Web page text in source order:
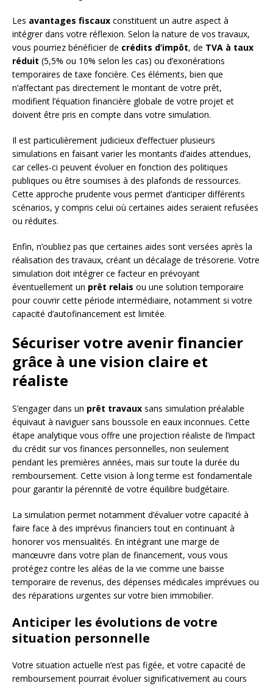
Les avantages fiscaux constituent un autre aspect à
intégrer dans votre réflexion. Selon la nature de vos travaux,
vous pourriez bénéficier de crédits d’impôt, de TVA à taux
réduit (5,5% ou 10% selon les cas) ou d’exonérations
temporaires de taxe foncière. Ces éléments, bien que
n’affectant pas directement le montant de votre prêt,
modifient l’équation financière globale de votre projet et
doivent être pris en compte dans votre simulation.
Il est particulièrement judicieux d’effectuer plusieurs
simulations en faisant varier les montants d’aides attendues,
car celles-ci peuvent évoluer en fonction des politiques
publiques ou être soumises à des plafonds de ressources.
Cette approche prudente vous permet d’anticiper différents
scénarios, y compris celui où certaines aides seraient refusées
ou réduites.
Enfin, n’oubliez pas que certaines aides sont versées après la
réalisation des travaux, créant un décalage de trésorerie. Votre
simulation doit intégrer ce facteur en prévoyant
éventuellement un prêt relais ou une solution temporaire
pour couvrir cette période intermédiaire, notamment si votre
capacité d’autofinancement est limitée.
Sécuriser votre avenir financier
grâce à une vision claire et
réaliste
S’engager dans un prêt travaux sans simulation préalable
équivaut à naviguer sans boussole en eaux inconnues. Cette
étape analytique vous offre une projection réaliste de l’impact
du crédit sur vos finances personnelles, non seulement
pendant les premières années, mais sur toute la durée du
remboursement. Cette vision à long terme est fondamentale
pour garantir la pérennité de votre équilibre budgétaire.
La simulation permet notamment d’évaluer votre capacité à
faire face à des imprévus financiers tout en continuant à
honorer vos mensualités. En intégrant une marge de
manœuvre dans votre plan de financement, vous vous
protégez contre les aléas de la vie comme une baisse
temporaire de revenus, des dépenses médicales imprévues ou
des réparations urgentes sur votre bien immobilier.
Anticiper les évolutions de votre
situation personnelle
Votre situation actuelle n’est pas figée, et votre capacité de
remboursement pourrait évoluer significativement au cours